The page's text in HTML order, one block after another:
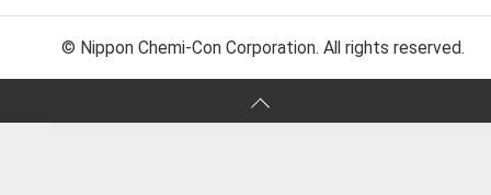
© Nippon Chemi-Con Corporation. All rights reserved.